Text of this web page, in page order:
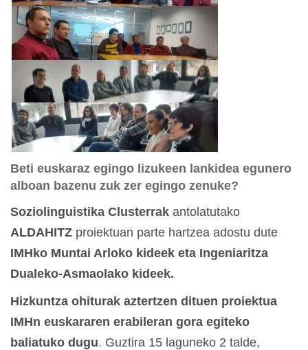
Beti euskaraz egingo lizukeen lankidea egunero
alboan bazenu zuk zer egingo zenuke?
Soziolinguistika Clusterrak antolatutako
ALDAHITZ proiektuan parte hartzea adostu dute
IMHko Muntai Arloko kideek eta Ingeniaritza
Dualeko-Asmaolako kideek.
Hizkuntza ohiturak aztertzen dituen proiektua
IMHn euskararen erabileran gora egiteko
baliatuko dugu. Guztira 15 laguneko 2 talde,